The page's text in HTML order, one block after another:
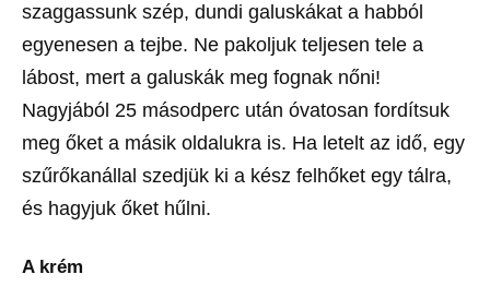
szaggassunk szép, dundi galuskákat a habból
egyenesen a tejbe. Ne pakoljuk teljesen tele a
lábost, mert a galuskák meg fognak nőni!
Nagyjából 25 másodperc után óvatosan fordítsuk
meg őket a másik oldalukra is. Ha letelt az idő, egy
szűrőkanállal szedjük ki a kész felhőket egy tálra,
és hagyjuk őket hűlni.
A krém